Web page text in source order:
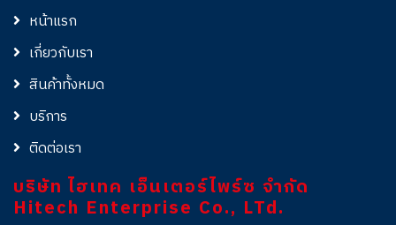
หน้าแรก
เกี่ยวกับเรา
สินค้าทั้งหมด
บริการ
ติดต่อเรา
บริษัท ไฮเทค เอ็นเตอร์ไพร์ซ จำกัด
Hitech Enterprise Co., LTd.